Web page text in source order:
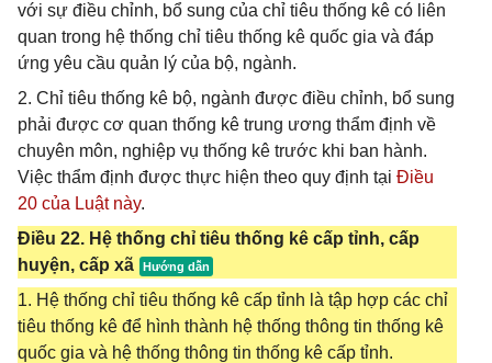
với sự điều chỉnh, bổ sung của chỉ tiêu thống kê có liên
quan trong hệ thống chỉ tiêu thống kê quốc gia và đáp
ứng yêu cầu quản lý của bộ, ngành.
2. Chỉ tiêu thống kê bộ, ngành được điều chỉnh, bổ sung
phải được cơ quan thống kê trung ương thẩm định về
chuyên môn, nghiệp vụ thống kê trước khi ban hành.
Việc thẩm định được thực hiện theo quy định tại Điều
20 của Luật này.
Điều 22. Hệ thống chỉ tiêu thống kê cấp tỉnh, cấp
huyện, cấp xã
1. Hệ thống chỉ tiêu thống kê cấp tỉnh là tập hợp các chỉ
tiêu thống kê để hình thành hệ thống thông tin thống kê
quốc gia và hệ thống thông tin thống kê cấp tỉnh.